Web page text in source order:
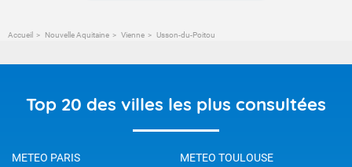
Accueil Nouvelle Aquitaine Vienne Usson-du-Poitou
Top 20 des villes les plus consultées
METEO PARIS
METEO TOULOUSE